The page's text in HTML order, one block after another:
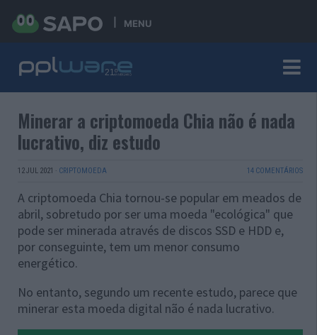
MENU
Minerar a criptomoeda Chia não é nada
lucrativo, diz estudo
12 JUL 2021 · CRIPTOMOEDA 14 COMENTÁRIOS
A criptomoeda Chia tornou-se popular em meados de
abril, sobretudo por ser uma moeda "ecológica" que
pode ser minerada através de discos SSD e HDD e,
por conseguinte, tem um menor consumo
energético.
No entanto, segundo um recente estudo, parece que
minerar esta moeda digital não é nada lucrativo.